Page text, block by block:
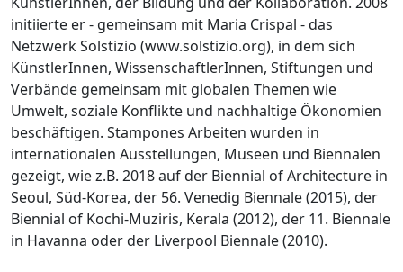
initiierte er - gemeinsam mit Maria Crispal - das
Netzwerk Solstizio (www.solstizio.org), in dem sich
KünstlerInnen, WissenschaftlerInnen, Stiftungen und
Verbände gemeinsam mit globalen Themen wie
Umwelt, soziale Konflikte und nachhaltige Ökonomien
beschäftigen. Stampones Arbeiten wurden in
internationalen Ausstellungen, Museen und Biennalen
gezeigt, wie z.B. 2018 auf der Biennial of Architecture in
Seoul, Süd-Korea, der 56. Venedig Biennale (2015), der
Biennial of Kochi-Muziris, Kerala (2012), der 11. Biennale
in Havanna oder der Liverpool Biennale (2010).